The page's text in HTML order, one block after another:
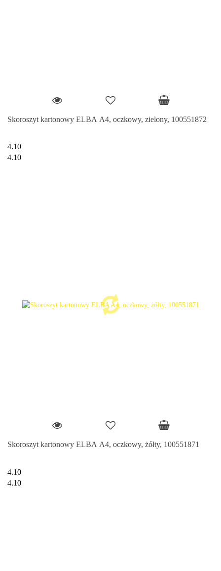
Skoroszyt kartonowy ELBA A4, oczkowy, zielony, 100551872
4.10
4.10
Skoroszyt kartonowy ELBA A4, oczkowy, żółty, 100551871
4.10
4.10